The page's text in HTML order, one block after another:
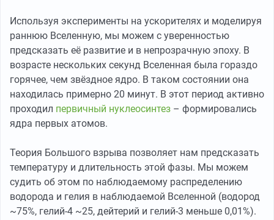
Используя эксперименты на ускорителях и моделируя
раннюю Вселенную, мы можем с уверенностью
предсказать её развитие и в непрозрачную эпоху. В
возрасте нескольких секунд Вселенная была гораздо
горячее, чем звёздное ядро. В таком состоянии она
находилась примерно 20 минут. В этот период активно
проходил первичный нуклеосинтез – формировались
ядра первых атомов.
Теория Большого взрыва позволяет нам предсказать
температуру и длительность этой фазы. Мы можем
судить об этом по наблюдаемому распределению
водорода и гелия в наблюдаемой Вселенной (водород
~75%, гелий-4 ~25, дейтерий и гелий-3 меньше 0,01%).